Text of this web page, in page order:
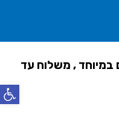
פתח
במיוחד , משלוח עד